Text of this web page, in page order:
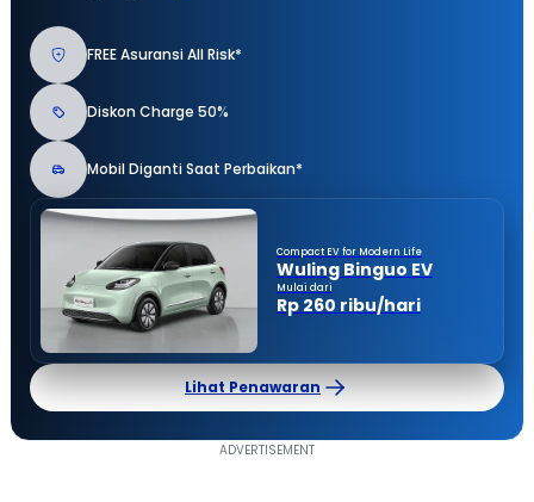
FREE Asuransi All Risk*
Diskon Charge 50%
Mobil Diganti Saat Perbaikan*
Compact EV for Modern Life
Wuling Binguo EV
Mulai dari
Rp 260 ribu/hari
Lihat Penawaran